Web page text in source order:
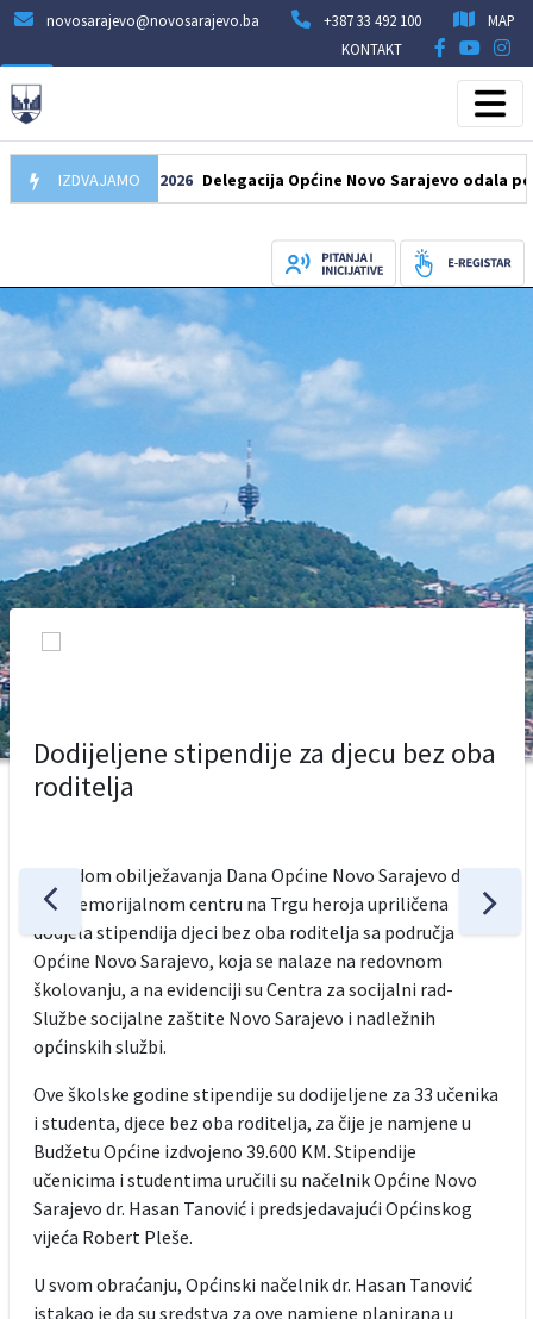
novosarajevo@novosarajevo.ba +387 33 492 100
MAP
KONTAKT
IZDVAJAMO
07.08.2026 Delegacija Općine Novo Sarajevo odala počast
Dodijeljene stipendije za djecu bez oba
roditelja
Povodom obilježavanja Dana Općine Novo Sarajevo danas
je u Memorijalnom centru na Trgu heroja upriličena
dodjela stipendija djeci bez oba roditelja sa područja
Općine Novo Sarajevo, koja se nalaze na redovnom
školovanju, a na evidenciji su Centra za socijalni rad-
Službe socijalne zaštite Novo Sarajevo i nadležnih
općinskih službi.
Ove školske godine stipendije su dodijeljene za 33 učenika
i studenta, djece bez oba roditelja, za čije je namjene u
Budžetu Općine izdvojeno 39.600 KM. Stipendije
učenicima i studentima uručili su načelnik Općine Novo
Sarajevo dr. Hasan Tanović i predsjedavajući Općinskog
vijeća Robert Pleše.
U svom obraćanju, Općinski načelnik dr. Hasan Tanović
istakao je da su sredstva za ove namjene planirana u